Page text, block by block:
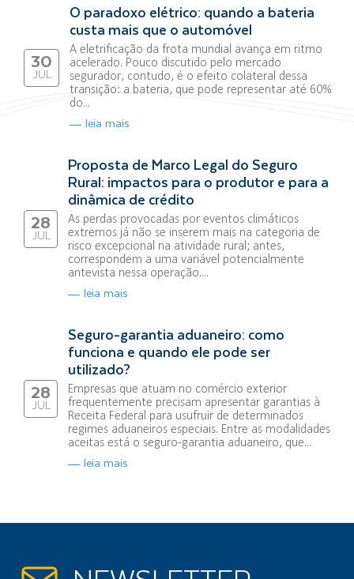
30
JUL
O paradoxo elétrico: quando a bateria
custa mais que o automóvel
A eletrificação da frota mundial avança em ritmo
acelerado. Pouco discutido pelo mercado
segurador, contudo, é o efeito colateral dessa
transição: a bateria, que pode representar até 60%
do...
leia mais
28
JUL
Proposta de Marco Legal do Seguro
Rural: impactos para o produtor e para a
dinâmica de crédito
As perdas provocadas por eventos climáticos
extremos já não se inserem mais na categoria de
risco excepcional na atividade rural; antes,
correspondem a uma variável potencialmente
antevista nessa operação....
leia mais
28
JUL
Seguro-garantia aduaneiro: como
funciona e quando ele pode ser
utilizado?
Empresas que atuam no comércio exterior
frequentemente precisam apresentar garantias à
Receita Federal para usufruir de determinados
regimes aduaneiros especiais. Entre as modalidades
aceitas está o seguro-garantia aduaneiro, que...
leia mais